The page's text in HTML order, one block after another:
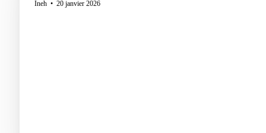
Ineh 20 janvier 2026